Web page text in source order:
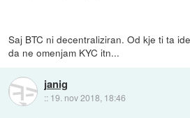
Saj BTC ni decentraliziran. Od kje ti ta
da ne omenjam KYC itn...
janig
:: 19. nov 2018, 18:46